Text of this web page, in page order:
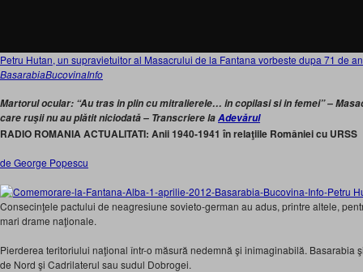
Petru Hutan, un supravietuitor al Masacrului de la Fantana vorbeste dupa 71 de
BasarabiaBucovinaInfo
Martorul ocular: “Au tras in plin cu mitralierele… in copilasi si in femei” –
care ruşii nu au plătit niciodată – Transcriere laAdevărul
RADIO ROMANIA ACTUALITATI: Anii 1940-1941 în relaţiile României cu URSS
de George Popescu
Consecinţele pactului de neagresiune sovieto-german au adus, printre altele,
mari drame naţionale.
Pierderea teritoriului naţional într-o măsură nedemnă şi inimaginabilă. Basarabia
de Nord şi Cadrilaterul sau sudul Dobrogei.